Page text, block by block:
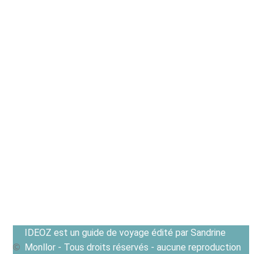
IDEOZ est un guide de voyage édité par Sandrine
Monllor - Tous droits réservés - aucune reproduction